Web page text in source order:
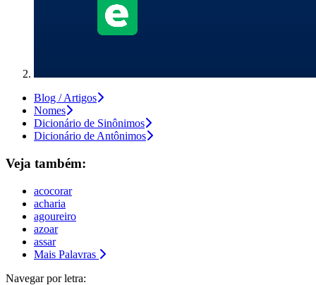
Blog / Artigos
Nomes
Dicionário de Sinônimos
Dicionário de Antônimos
Veja também:
acocorar
acharia
agoureiro
azoar
assar
Mais Palavras
Navegar por letra: